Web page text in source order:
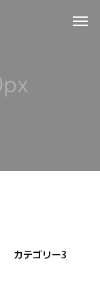
カテゴリー3